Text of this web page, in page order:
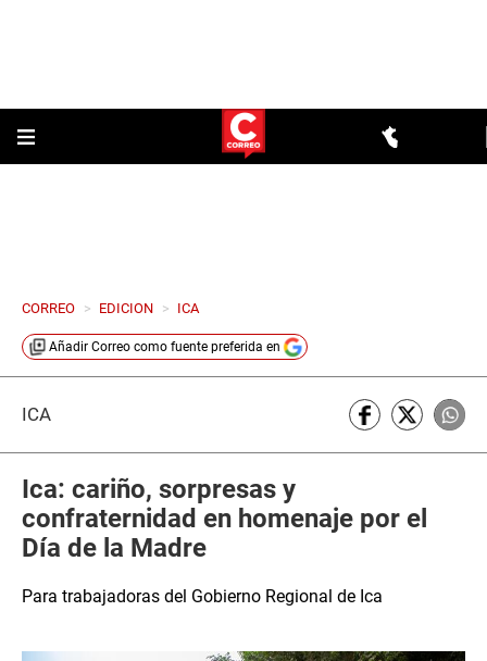
CORREO > EDICION > ICA
Añadir Correo como fuente preferida en
ICA
Ica: cariño, sorpresas y
confraternidad en homenaje por el
Día de la Madre
Para trabajadoras del Gobierno Regional de Ica